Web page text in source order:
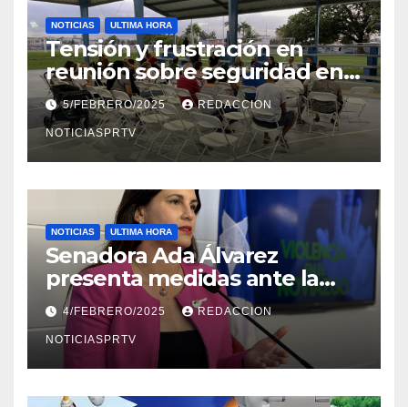
NOTICIAS ULTIMA HORA
Tensión y frustración en
reunión sobre seguridad en
Reparto Metropolitano
5/FEBRERO/2025 REDACCION
NOTICIASPRTV
NOTICIAS ULTIMA HORA
Senadora Ada Álvarez
presenta medidas ante la
violencia en el noviazgo
4/FEBRERO/2025 REDACCION
NOTICIASPRTV